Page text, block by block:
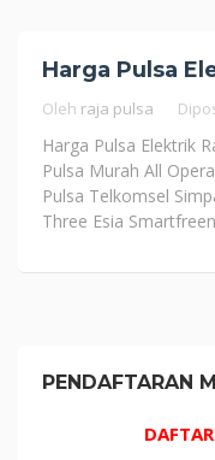
Harga Pulsa
Oleh raja pulsa
Harga Pulsa Elektrik
Pulsa Murah All
Pulsa Telkomsel
Three Esia
PENDAFTARAN